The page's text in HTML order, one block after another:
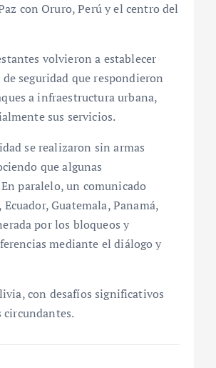
con Oruro, Perú y el centro del
volvieron a establecer
seguridad que respondieron
a infraestructura urbana,
sus servicios.
se realizaron sin armas
que algunas
paralelo, un comunicado
Guatemala, Panamá,
por los bloqueos y
mediante el diálogo y
con desafíos significativos
circundantes.